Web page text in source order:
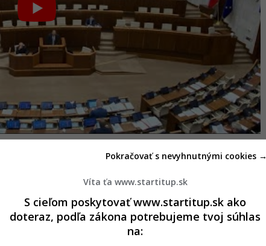
časť opatrení, v hodnote približne dve
ktorým sa menia niektoré zákony na ďalšie
približne 700 miliónov eur má do rozpočtu
ktorú upravuje druhý návrh zákona. Diskusia o
financií aj koaliční poslanci už oznámili
Víta ťa www.startitup.sk
S cieľom poskytovať www.startitup.sk ako
doteraz, podľa zákona potrebujeme tvoj súhlas
na:
Pokračovať s nevyhnutnými cookies →